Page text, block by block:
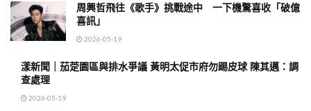
周興哲飛往《歌手》挑戰途中 一下機驚喜收「破億
喜訊」
2026-05-19
漾新聞｜茄萣園區與排水爭議 黃明太促市府勿踢皮球 陳其邁：調
查處理
2026-05-19